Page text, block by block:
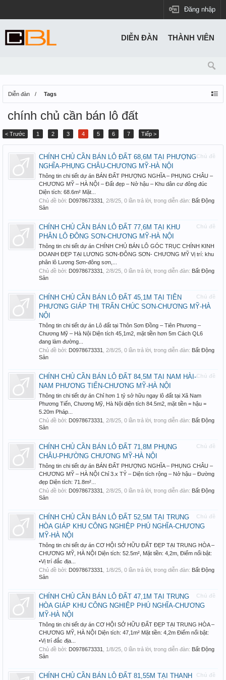
Đăng nhập
Diễn đàn Tags
chính chủ cần bán lô đất
< Trước 1 2 3 4 5 6 7 Tiếp >
Chủ đề
CHÍNH CHỦ CẦN BÁN LÔ ĐẤT 68,6M TẠI PHƯỢNG
NGHĨA-PHỤNG CHÂU-CHƯƠNG MỸ-HÀ NỘI
Thông tin chi tiết dự án BÁN ĐẤT PHƯỢNG NGHĨA – PHỤNG CHÂU –
CHƯƠNG MỸ – HÀ NỘI – Đất đẹp – Nở hậu – Khu dân cư đông đúc
Diện tích: 68.6m² Mặt...
Chủ đề bởi: D0978673331 2/8/25 , 0 lần trả lời, trong diễn đàn: Bất Động
Sản
Chủ đề
CHÍNH CHỦ CẦN BÁN LÔ ĐẤT 77,6M TẠI KHU
PHÂN LÔ ĐÔNG SƠN-CHƯƠNG MỸ-HÀ NỘI
Thông tin chi tiết dự án CHÍNH CHỦ BÁN LÔ GÓC TRỤC CHÍNH KINH
DOANH ĐẸP TẠI LƯƠNG SƠN-ĐÔNG SƠN- CHƯƠNG MỸ Vị trí: khu
phân lô Lương Sơn-đông sơn,...
Chủ đề bởi: D0978673331 2/8/25 , 0 lần trả lời, trong diễn đàn: Bất Động
Sản
Chủ đề
CHÍNH CHỦ CẦN BÁN LÔ ĐẤT 45,1M TẠI TIÊN
PHƯƠNG GIÁP THỊ TRẤN CHÚC SƠN-CHƯƠNG MỸ-HÀ
NỘI
Thông tin chi tiết dự án Lô đất tại Thôn Sơn Đồng – Tiên Phương –
Chương Mỹ – Hà Nội Diện tích 45,1m2, mặt tiền hơn 5m Cách QL6
đang làm đường...
Chủ đề bởi: D0978673331 2/8/25 , 0 lần trả lời, trong diễn đàn: Bất Động
Sản
Chủ đề
CHÍNH CHỦ CẦN BÁN LÔ ĐẤT 84,5M TẠI NAM HÀI-
NAM PHƯƠNG TIẾN-CHƯƠNG MỸ-HÀ NỘI
Thông tin chi tiết dự án Chỉ hơn 1 tỷ sở hữu ngay lô đất tại Xã Nam
Phương Tiến, Chương Mỹ, Hà Nội diện tích 84.5m2, mặt tiền = hậu =
5.20m Pháp...
Chủ đề bởi: D0978673331 2/8/25 , 0 lần trả lời, trong diễn đàn: Bất Động
Sản
Chủ đề
CHÍNH CHỦ CẦN BÁN LÔ ĐẤT 71,8M PHỤNG
CHÂU-PHƯỜNG CHƯƠNG MỸ-HÀ NỘI
Thông tin chi tiết dự án BÁN ĐẤT PHƯỢNG NGHĨA – PHỤNG CHÂU –
CHƯƠNG MỸ – HÀ NỘI Chỉ 3.x TỶ – Diện tích rộng – Nở hậu – Đường
đẹp Diện tích: 71.8m²...
Chủ đề bởi: D0978673331 2/8/25 , 0 lần trả lời, trong diễn đàn: Bất Động
Sản
Chủ đề
CHÍNH CHỦ CẦN BÁN LÔ ĐẤT 52,5M TẠI TRUNG
HÒA GIÁP KHU CÔNG NGHIỆP PHÚ NGHĨA-CHƯƠNG
MỸ-HÀ NỘI
Thông tin chi tiết dự án CƠ HỘI SỞ HỮU ĐẤT ĐẸP TẠI TRUNG HÒA –
CHƯƠNG MỸ, HÀ NỘI Diện tích: 52.5m², Mặt tiền: 4,2m, Điểm nổi bật:
•Vị trí đắc địa...
Chủ đề bởi: D0978673331 1/8/25 , 0 lần trả lời, trong diễn đàn: Bất Động
Sản
Chủ đề
CHÍNH CHỦ CẦN BÁN LÔ ĐẤT 47,1M TẠI TRUNG
HÒA GIÁP KHU CÔNG NGHIỆP PHÚ NGHĨA-CHƯƠNG
MỸ-HÀ NỘI
Thông tin chi tiết dự án CƠ HỘI SỞ HỮU ĐẤT ĐẸP TẠI TRUNG HÒA –
CHƯƠNG MỸ, HÀ NỘI Diện tích: 47,1m² Mặt tiền: 4,2m Điểm nổi bật:
•Vị trí đắc địa...
Chủ đề bởi: D0978673331 1/8/25 , 0 lần trả lời, trong diễn đàn: Bất Động
Sản
Chủ đề
CHÍNH CHỦ CẦN BÁN LÔ ĐẤT 81,55M TẠI THANH
DIỄN ĐÀN THÀNH VIÊN